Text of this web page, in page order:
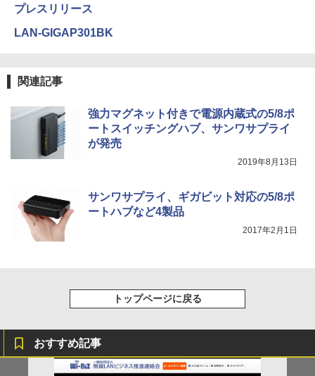
プレスリリース
LAN-GIGAP301BK
関連記事
強力マグネット付きで電源内蔵式の5/8ポ
ートスイッチングハブ、サンワサプライ
が発売
2019年8月13日
サンワサプライ、ギガビット対応の5/8ポ
ートハブなど4製品
2017年2月1日
トップページに戻る
おすすめ記事